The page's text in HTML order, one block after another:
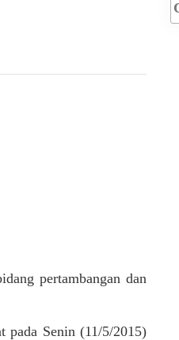
pertambangan dan
Senin (11/5/2015)